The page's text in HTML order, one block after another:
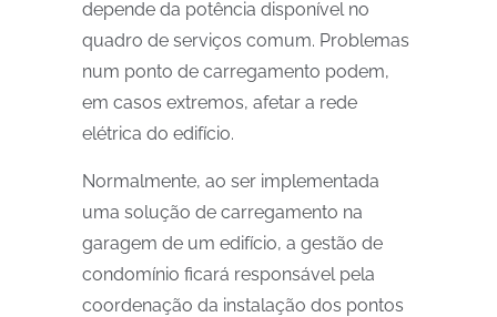
depende da potência disponível no
quadro de serviços comum. Problemas
num ponto de carregamento podem,
em casos extremos, afetar a rede
elétrica do edifício.
Normalmente, ao ser implementada
uma solução de carregamento na
garagem de um edifício, a gestão de
condomínio ficará responsável pela
coordenação da instalação dos pontos